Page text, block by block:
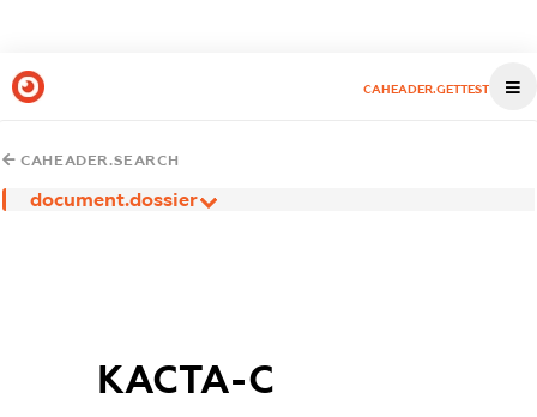
CAHEADER.GETTEST
CAHEADER.SEARCH
document.dossier
КАСТА-С